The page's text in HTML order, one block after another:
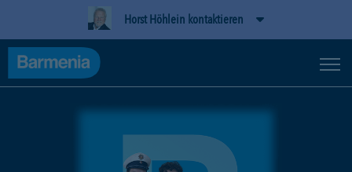
Horst Höhlein kontaktieren